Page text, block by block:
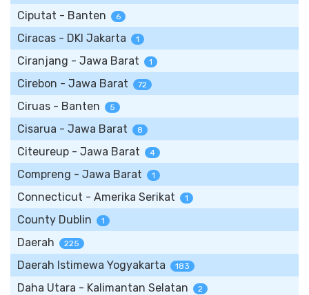
Ciputat - Banten 6
Ciracas - DKI Jakarta 1
Ciranjang - Jawa Barat 1
Cirebon - Jawa Barat 72
Ciruas - Banten 5
Cisarua - Jawa Barat 8
Citeureup - Jawa Barat 4
Compreng - Jawa Barat 1
Connecticut - Amerika Serikat 1
County Dublin 1
Daerah 225
Daerah Istimewa Yogyakarta 183
Daha Utara - Kalimantan Selatan 2